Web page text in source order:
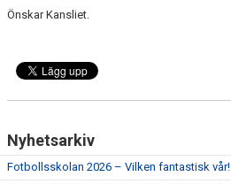
Önskar Kansliet.
Nyhetsarkiv
Fotbollsskolan 2026 – Vilken fantastisk vår!